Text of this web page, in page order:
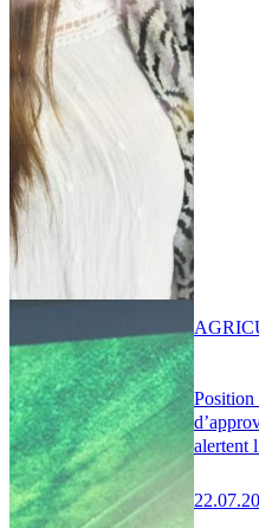
Position
alertent